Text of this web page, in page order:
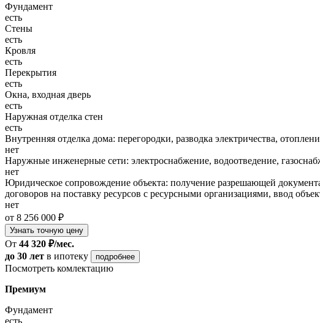
Фундамент
есть
Стены
есть
Кровля
есть
Перекрытия
есть
Окна, входная дверь
есть
Наружная отделка стен
есть
Внутренняя отделка дома: перегородки, разводка электричества,
нет
Наружные инженерные сети: электроснабжение, водоотведение,
нет
Юридическое сопровождение объекта: получение разрешающей
договоров на поставку ресурсов с ресурсными организациями, ввод
нет
от 8 256 000 ₽
Узнать точную цену
От 44 320 ₽/мес.
до 30 лет в ипотеку подробнее
Посмотреть комлектацию
Премиум
Фундамент
есть